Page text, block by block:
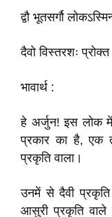
द्वौ भूतसर्गौ
दैवो विस्तरशः
भावार्थ :
हे अर्जुन! इस लोक में
प्रकार का है, एक
प्रकृति वाला।
उनमें से दैवी प्रकृति
आसुरी प्रकृति वाले